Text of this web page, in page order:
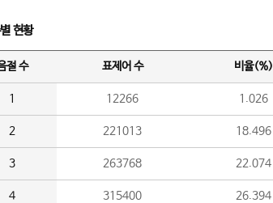
현황
절 수 표제어 수 비율(%)
1 12266 1.026
2 221013 18.496
3 263768 22.074
4 315400 26.394